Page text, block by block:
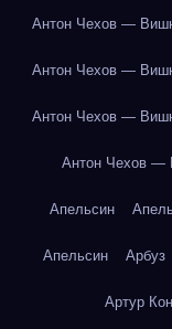
Антон Чехов —
Антон Чехов —
Антон Чехов —
Антон Чехов —
Апельсин
Апельсин Арбуз
Артур